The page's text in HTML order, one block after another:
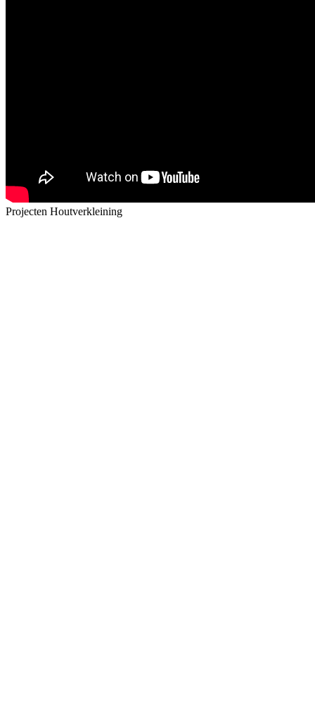
Projecten Houtverkleining